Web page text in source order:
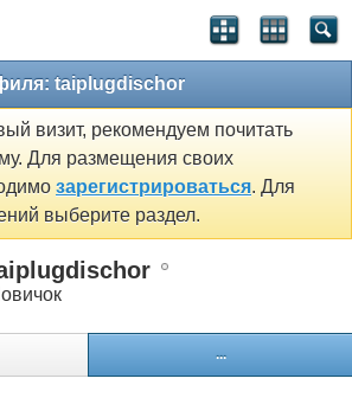
taiplugdischor
визит, рекомендуем почитать
Для размещения своих
зарегистрироваться. Для
выберите раздел.
...